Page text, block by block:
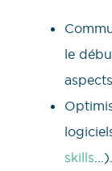
le
skills…).